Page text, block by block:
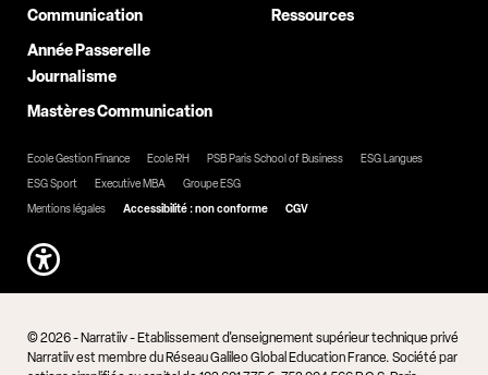
Communication
Année Passerelle
Journalisme
Mastères Communication
Ressources
Ecole Gestion Finance Ecole RH PSB Paris School of Business
ESG Langues
ESG Sport
Executive MBA
Groupe ESG
Mentions légales
Accessibilité : non conforme CGV
© 2026 - Narratiiv - Etablissement d'enseignement supérieur technique privé
Narratiiv est membre du Réseau Galileo Global Education France. Société par